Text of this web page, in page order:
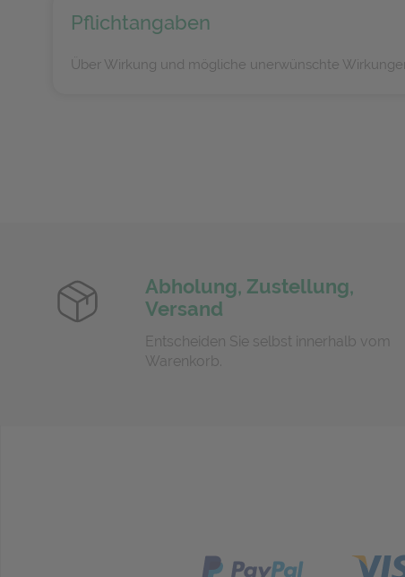
Pflichtangaben
Über Wirkung und mögliche unerwünschte
Abholung, Zustellung,
Versand
Entscheiden Sie selbst innerhalb vom
Warenkorb.